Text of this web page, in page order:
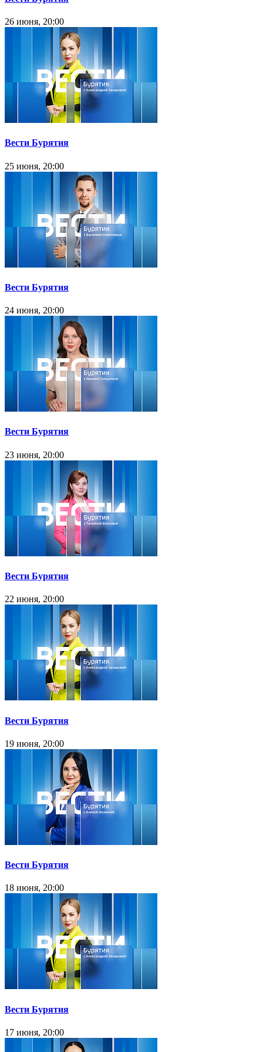
26 июня, 20:00
Вести Бурятия
25 июня, 20:00
Вести Бурятия
24 июня, 20:00
Вести Бурятия
23 июня, 20:00
Вести Бурятия
22 июня, 20:00
Вести Бурятия
19 июня, 20:00
Вести Бурятия
18 июня, 20:00
Вести Бурятия
17 июня, 20:00